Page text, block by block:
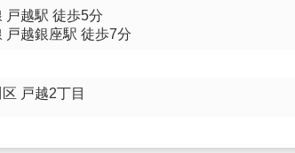
戸越駅 徒歩5分
戸越銀座駅 徒歩7分
戸越2丁目